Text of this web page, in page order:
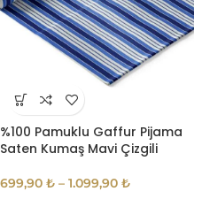
%100 Pamuklu Gaffur Pijama
Saten Kumaş Mavi Çizgili
699,90 ₺ – 1.099,90 ₺